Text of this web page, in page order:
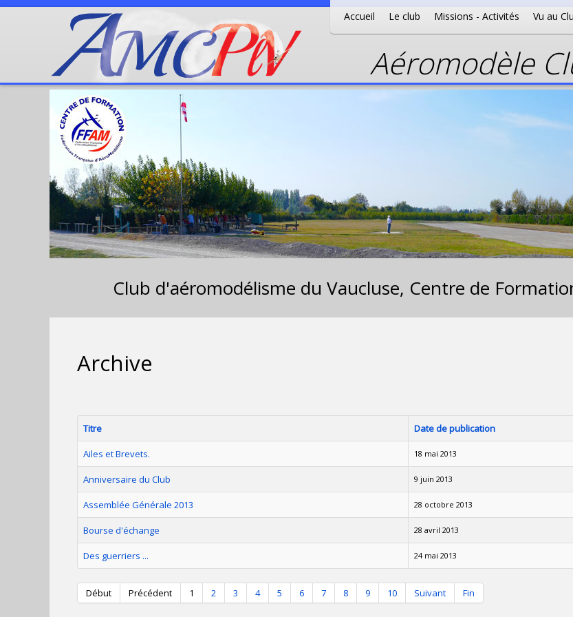
Accueil Le club Missions - Activités Vu au
Aéromodèle
Club d'aéromodélisme du Vaucluse, Centre de
Archive
Titre Date de publication
Ailes et Brevets. 18 mai 2013
Anniversaire du Club 9 juin 2013
Assemblée Générale 2013 28 octobre 2013
Bourse d'échange 28 avril 2013
Des guerriers ... 24 mai 2013
Début Précédent 1 2 3 4 5 6 7 8 9 10 Suivant Fin